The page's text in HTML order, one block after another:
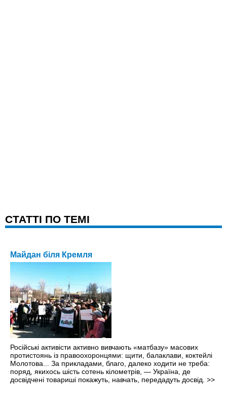
CТАТТІ ПО ТЕМІ
Майдан біля Кремля
Російські активісти активно вивчають «матбазу» масових
протистоянь із правоохоронцями: щити, балаклави, коктейлі
Молотова... За прикладами, благо, далеко ходити не треба:
поряд, якихось шість сотень кілометрів, — Україна, де
досвідчені товариші покажуть, навчать, передадуть досвід. >>